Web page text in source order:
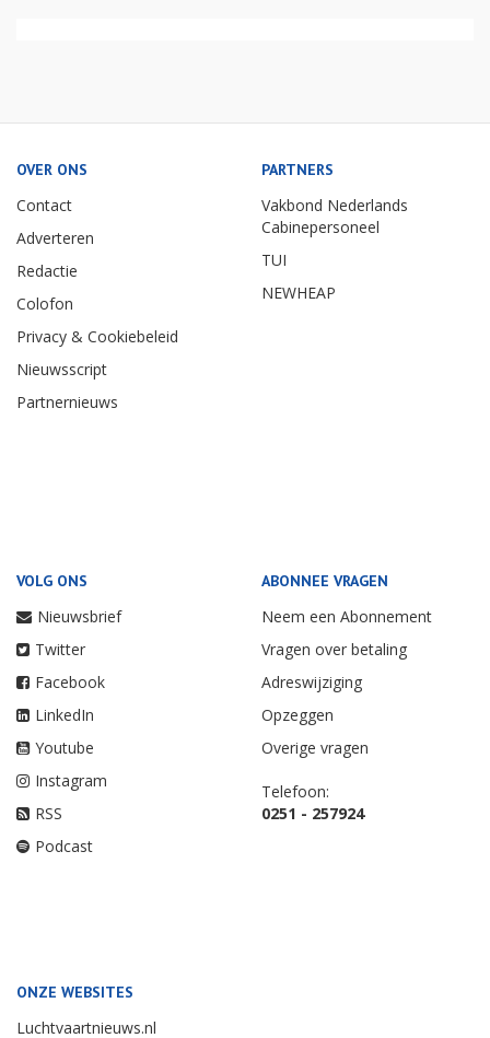
OVER ONS
Contact
Adverteren
Redactie
Colofon
Privacy & Cookiebeleid
Nieuwsscript
Partnernieuws
PARTNERS
Vakbond Nederlands
Cabinepersoneel
TUI
NEWHEAP
VOLG ONS
Nieuwsbrief
Twitter
Facebook
LinkedIn
Youtube
Instagram
RSS
Podcast
ABONNEE VRAGEN
Neem een Abonnement
Vragen over betaling
Adreswijziging
Opzeggen
Overige vragen
Telefoon:
0251 - 257924
ONZE WEBSITES
Luchtvaartnieuws.nl